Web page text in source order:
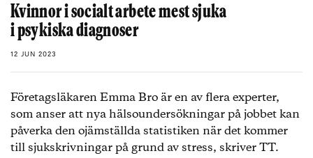
Kvinnor i socialt arbete mest sjuka
i psykiska diagnoser
12 JUN 2023
Företagsläkaren Emma Bro är en av flera experter,
som anser att nya hälsoundersökningar på jobbet kan
påverka den ojämställda statistiken när det kommer
till sjukskrivningar på grund av stress, skriver TT.